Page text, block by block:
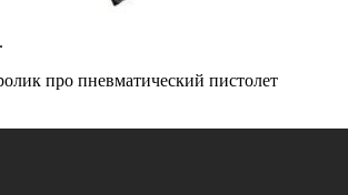
про пневматический пистолет